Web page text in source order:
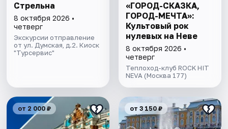
Стрельна
8 октября 2026 •
четверг
Экскурсии отправление
от ул. Думская, д.2. Киоск
"Турсервис"
«ГОРОД-СКАЗКА,
ГОРОД-МЕЧТА»:
Культовый рок
нулевых на Неве
8 октября 2026 •
четверг
Теплоход-клуб ROCK HIT
NEVA (Москва 177)
от 2 000 ₽ от 3 150 ₽